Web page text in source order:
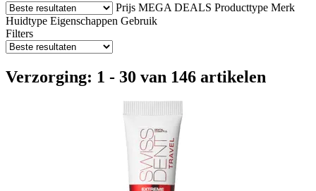
Prijs MEGA DEALS Producttype Merk
Huidtype Eigenschappen Gebruik
Filters
Verzorging: 1 - 30 van 146 artikelen